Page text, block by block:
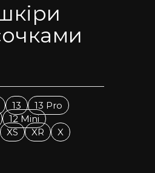
13
13 Pro
12 Mini
XS XR
X